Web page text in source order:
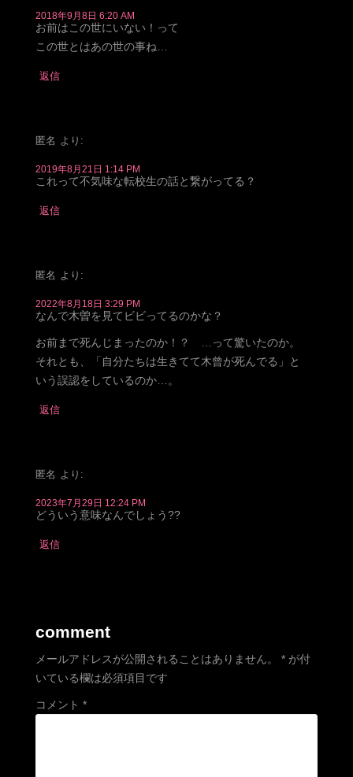
2018年9月8日 6:20 AM
お前はこの世にいない！って
この世とはあの世の事ね…
返信
匿名 より:
2019年8月21日 1:14 PM
これって不気味な転校生の話と繋がってる？
返信
匿名 より:
2022年8月18日 3:29 PM
なんで木曽を見てビビってるのかな？
お前まで死んじまったのか！？ …って驚いたのか。
それとも、「自分たちは生きてて木曾が死んでる」と
いう誤認をしているのか…。
返信
匿名 より:
2023年7月29日 12:24 PM
どういう意味なんでしょう??
返信
comment
メールアドレスが公開されることはありません。 * が付
いている欄は必須項目です
コメント *